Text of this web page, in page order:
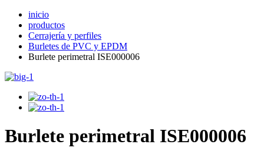
inicio
productos
Cerrajería y perfiles
Burletes de PVC y EPDM
Burlete perimetral ISE000006
Burlete perimetral ISE000006